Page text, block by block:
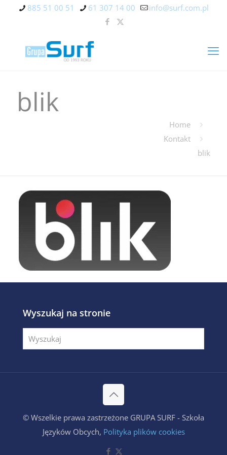
885 51 00 51 61 307 14 00 info@surf.com.pl
blik
Home
Kontakt
blik
Wyszukaj na stronie
© Wszelkie prawa zastrzeżone GRUPA SURF - Szkoła
Języków Obcych, Polityka plików cookies